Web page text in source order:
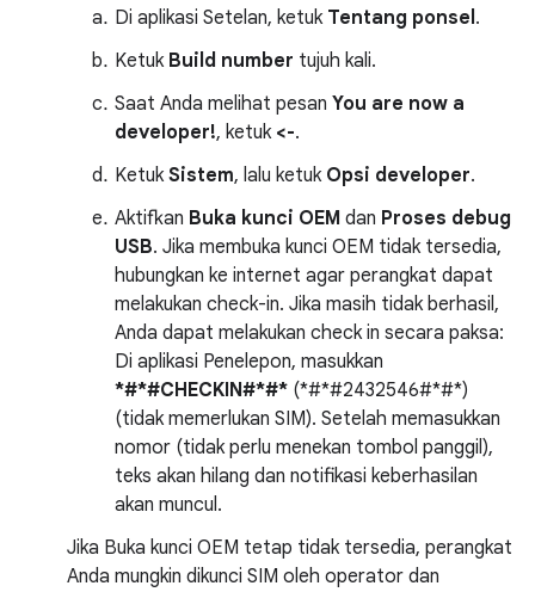
Di aplikasi Setelan, ketuk Tentang ponsel.
Ketuk Build number tujuh kali.
Saat Anda melihat pesan You are now a
developer!, ketuk <-.
Ketuk Sistem, lalu ketuk Opsi developer.
Aktifkan Buka kunci OEM dan Proses debug
USB. Jika membuka kunci OEM tidak tersedia,
hubungkan ke internet agar perangkat dapat
melakukan check-in. Jika masih tidak berhasil,
Anda dapat melakukan check in secara paksa:
Di aplikasi Penelepon, masukkan
*#*#CHECKIN#*#* (*#*#2432546#*#*)
(tidak memerlukan SIM). Setelah memasukkan
nomor (tidak perlu menekan tombol panggil),
teks akan hilang dan notifikasi keberhasilan
akan muncul.
Jika Buka kunci OEM tetap tidak tersedia, perangkat
Anda mungkin dikunci SIM oleh operator dan